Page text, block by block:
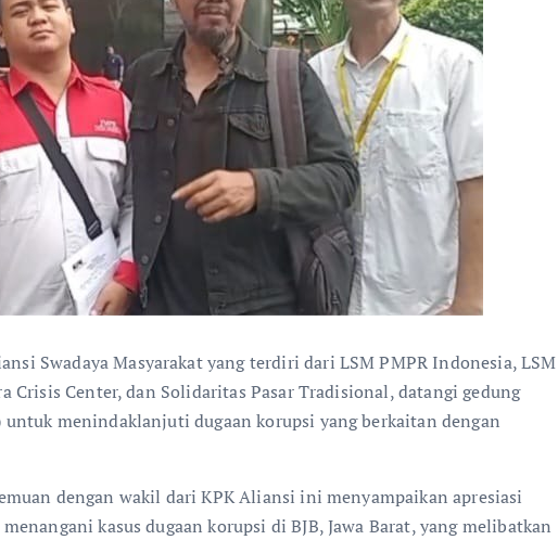
Swadaya Masyarakat yang terdiri dari LSM PMPR Indonesia, LSM
Crisis Center, dan Solidaritas Pasar Tradisional, datangi gedung
untuk menindaklanjuti dugaan korupsi yang berkaitan dengan
dengan wakil dari KPK Aliansi ini menyampaikan apresiasi
kasus dugaan korupsi di BJB, Jawa Barat, yang melibatkan